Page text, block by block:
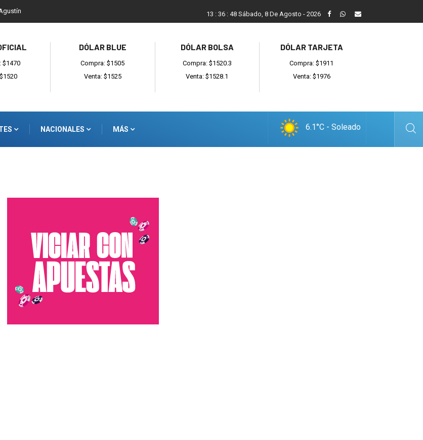
San Cayetano, el trabajo y una nueva etapa para la
13 : 36 : 49 Sábado, 8 De Agosto - 2026
$1470
DÓLAR BLUE
Compra: $1505
Venta: $1525
DÓLAR BOLSA
Compra: $1520.3
Venta: $1528.1
DÓLAR TARJETA
Compra: $1911
Venta: $1976
NACIONALES MÁS 6.1°C - Soleado